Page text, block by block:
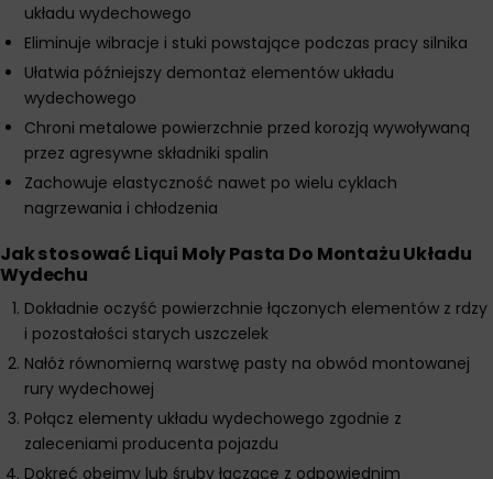
układu wydechowego
Eliminuje wibracje i stuki powstające podczas pracy silnika
Ułatwia późniejszy demontaż elementów układu
wydechowego
Chroni metalowe powierzchnie przed korozją wywoływaną
przez agresywne składniki spalin
Zachowuje elastyczność nawet po wielu cyklach
nagrzewania i chłodzenia
Jak stosować Liqui Moly Pasta Do Montażu Układu
Wydechu
Dokładnie oczyść powierzchnie łączonych elementów z rdzy
i pozostałości starych uszczelek
Nałóż równomierną warstwę pasty na obwód montowanej
rury wydechowej
Połącz elementy układu wydechowego zgodnie z
zaleceniami producenta pojazdu
Dokręć obejmy lub śruby łączące z odpowiednim